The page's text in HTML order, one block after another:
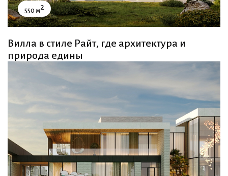
550 м2
Вилла в стиле Райт, где архитектура и
природа едины